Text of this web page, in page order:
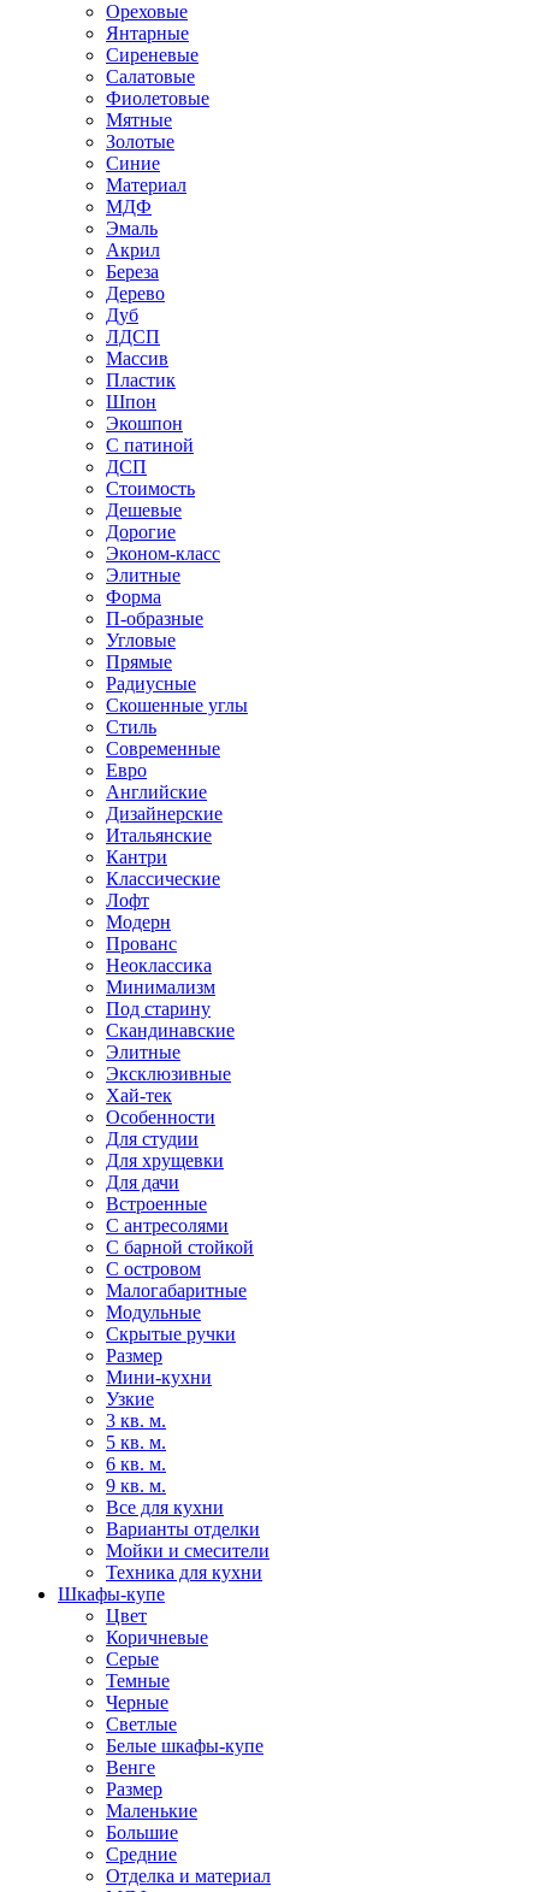
Ореховые
Янтарные
Сиреневые
Салатовые
Фиолетовые
Мятные
Золотые
Синие
Материал
МДФ
Эмаль
Акрил
Береза
Дерево
Дуб
ЛДСП
Массив
Пластик
Шпон
Экошпон
С патиной
ДСП
Стоимость
Дешевые
Дорогие
Эконом-класс
Элитные
Форма
П-образные
Угловые
Прямые
Радиусные
Скошенные углы
Стиль
Современные
Евро
Английские
Дизайнерские
Итальянские
Кантри
Классические
Лофт
Модерн
Прованс
Неоклассика
Минимализм
Под старину
Скандинавские
Элитные
Эксклюзивные
Хай-тек
Особенности
Для студии
Для хрущевки
Для дачи
Встроенные
С антресолями
С барной стойкой
С островом
Малогабаритные
Модульные
Скрытые ручки
Размер
Мини-кухни
Узкие
3 кв. м.
5 кв. м.
6 кв. м.
9 кв. м.
Все для кухни
Варианты отделки
Мойки и смесители
Техника для кухни
Шкафы-купе
Цвет
Коричневые
Серые
Темные
Черные
Светлые
Белые шкафы-купе
Венге
Размер
Маленькие
Большие
Средние
Отделка и материал